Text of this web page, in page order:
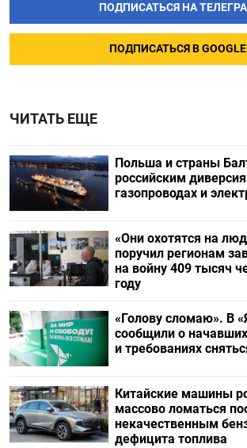
ПОДПИСАТЬСЯ НА
ПОДПИСАТЬСЯ В GOOGLE
ЧИТАТЬ ЕЩЕ
Польша и страны
российским
газопроводах и
«Они охотятся на
поручил регионам
на войну 409 тысяч
году
«Голову сломаю». В
сообщили о
и требованиях
Китайские машины
массово ломаться
некачественным
дефицита топлива